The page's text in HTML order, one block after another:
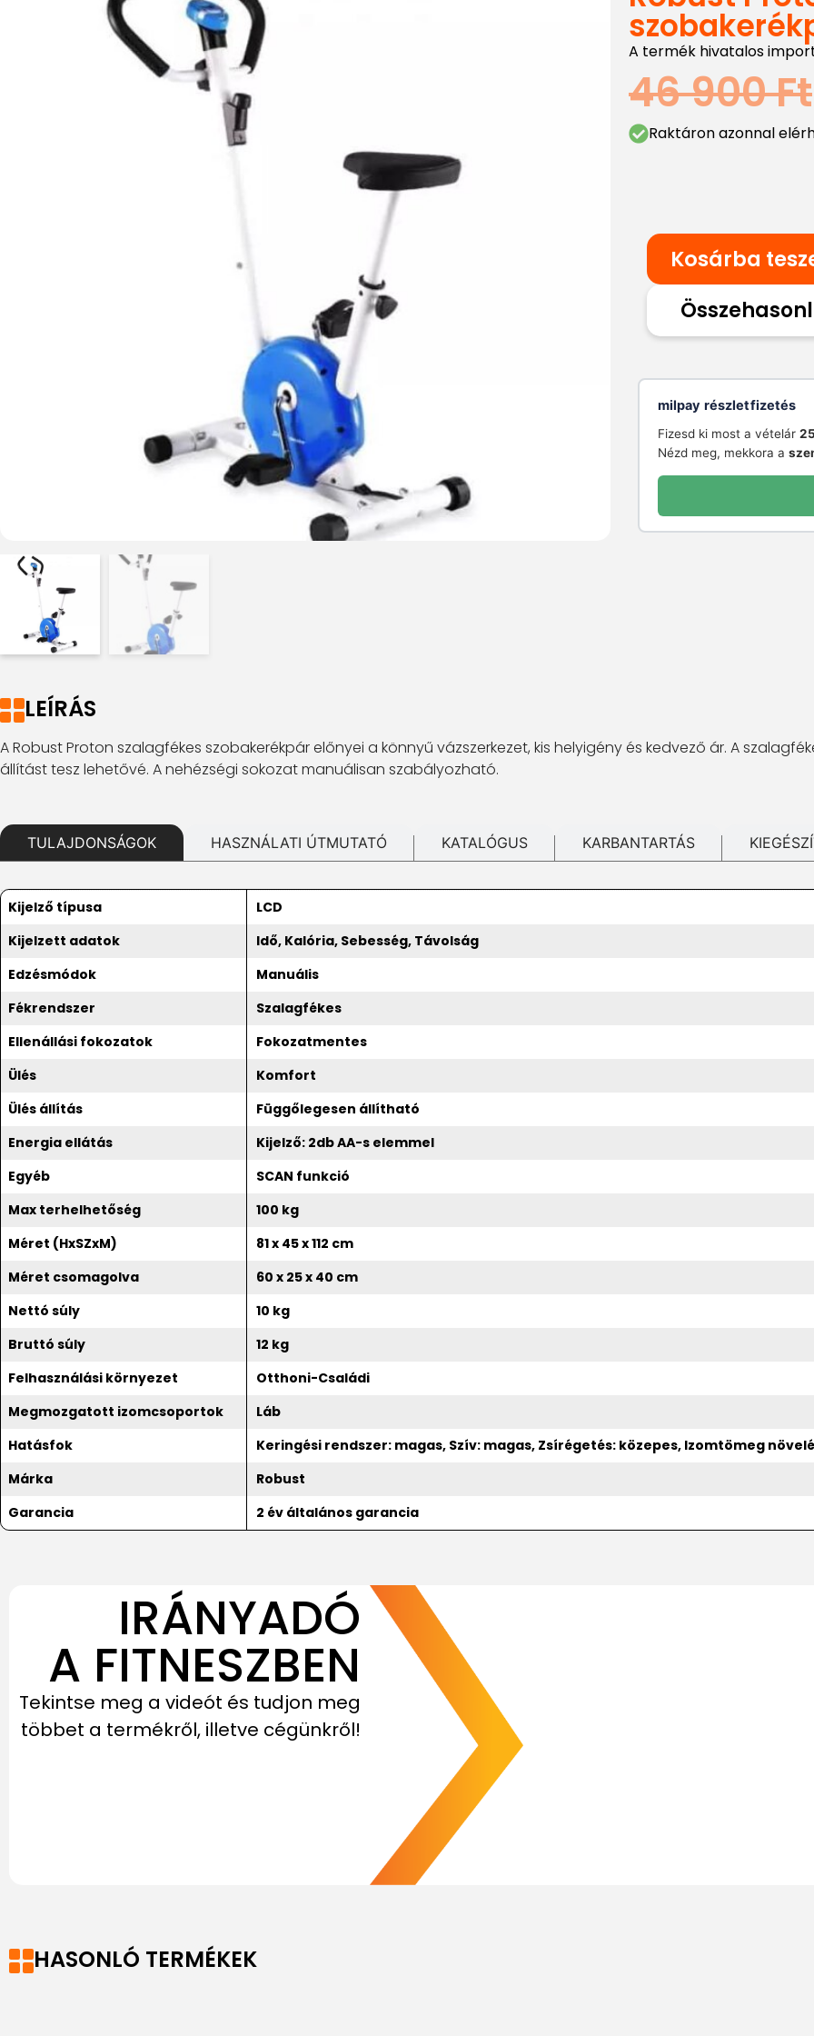
A termék hivatalos
46 900Ft
Raktáron azonnal
Kosárba
milpay részletfizetés
Fizesd ki most a vételár
Nézd meg, mekkora a
LEÍRÁS
A Robust Proton szalagfékes szobakerékpár előnyei a könnyű vázszerkezet, kis helyigény és kedvező ár. A
állítást tesz lehetővé. A nehézségi sokozat manuálisan szabályozható.
TULAJDONSÁGOK HASZNÁLATI ÚTMUTATÓ KATALÓGUS KARBANTARTÁS
Kijelző típusa
LCD
Kijelzett adatok
Idő, Kalória, Sebesség, Távolság
Edzésmódok
Manuális
Fékrendszer
Szalagfékes
Ellenállási fokozatok
Fokozatmentes
Ülés
Komfort
Ülés állítás
Függőlegesen állítható
Energia ellátás
Kijelző: 2db AA-s elemmel
Egyéb
SCAN funkció
Max terhelhetőség
100 kg
Méret (HxSZxM)
81 x 45 x 112 cm
Méret csomagolva
60 x 25 x 40 cm
Nettó súly
10 kg
Bruttó súly
12 kg
Felhasználási környezet
Otthoni-Családi
Megmozgatott izomcsoportok
Láb
Hatásfok
Keringési rendszer: magas, Szív: magas, Zsírégetés: közepes, Izomtömeg
Márka
Robust
Garancia
2 év általános garancia
IRÁNYADÓ
A FITNESZBEN
Tekintse meg a videót és tudjon meg
többet a termékről, illetve cégünkről!
HASONLÓ TERMÉKEK